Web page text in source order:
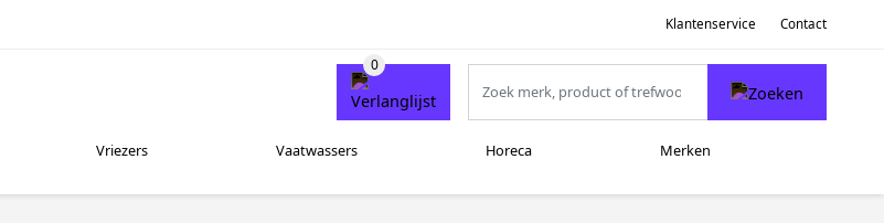
Klantenservice Contact
Vriezers Vaatwassers Horeca Merken